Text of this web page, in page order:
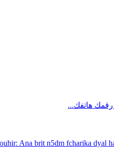
رقمك هاتفك...
Ana brit n5dm fcharika dyal